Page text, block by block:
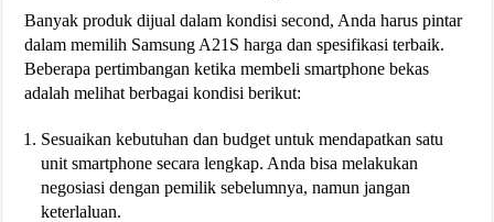
Banyak produk dijual dalam kondisi second, Anda harus pintar
dalam memilih Samsung A21S harga dan spesifikasi terbaik.
Beberapa pertimbangan ketika membeli smartphone bekas
adalah melihat berbagai kondisi berikut:
Sesuaikan kebutuhan dan budget untuk mendapatkan satu
unit smartphone secara lengkap. Anda bisa melakukan
negosiasi dengan pemilik sebelumnya, namun jangan
keterlaluan.